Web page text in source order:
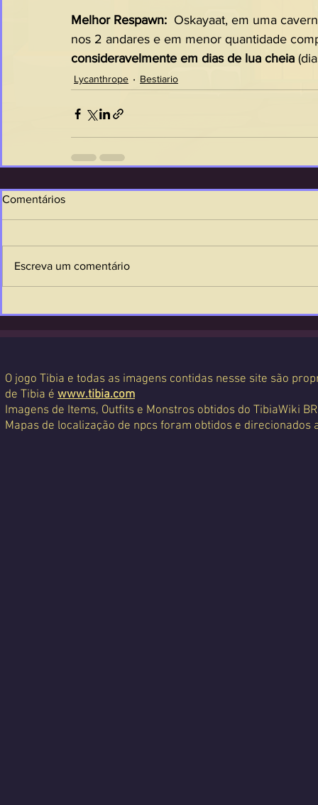
Melhor Respawn: Oskayaat, em uma
nos 2 andares e em menor quantidade
consideravelmente em dias de lua cheia
Lycanthrope Bestiario
Comentários
Escreva um comentário
O jogo Tibia e todas as imagens contidas nesse site são
de Tibia é www.tibia.com
Imagens de Items, Outfits e Monstros obtidos do TibiaWiki
Mapas de localização de npcs foram obtidos e direcionados